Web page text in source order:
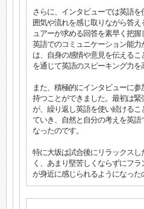
さらに、インタビューでは英語
囲気や流れを感じ取りながら答
ュアーが求める回答を素早く把握
英語でのコミュニケーション能
は、自身の感情や意見を伝える
を通じて英語のスピーキング力を
また、積極的にインタビューに
持つことができました。最初は
が、繰り返し英語を使い続ける
ていき、自然と自分の考えを英
なったのです。
特に大坂は試合後にリラックス
く、あまり堅苦しくならずにフ
が身近に感じられるようになった